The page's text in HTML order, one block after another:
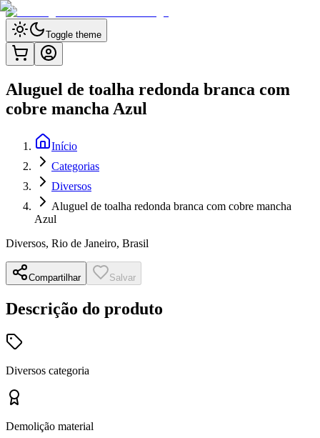
Toggle theme
Aluguel de toalha redonda branca com
cobre mancha Azul
Início
Categorias
Diversos
Aluguel de toalha redonda branca com cobre mancha
Azul
Diversos, Rio de Janeiro, Brasil
Compartilhar Salvar
Descrição do produto
Diversos categoria
Demolição material